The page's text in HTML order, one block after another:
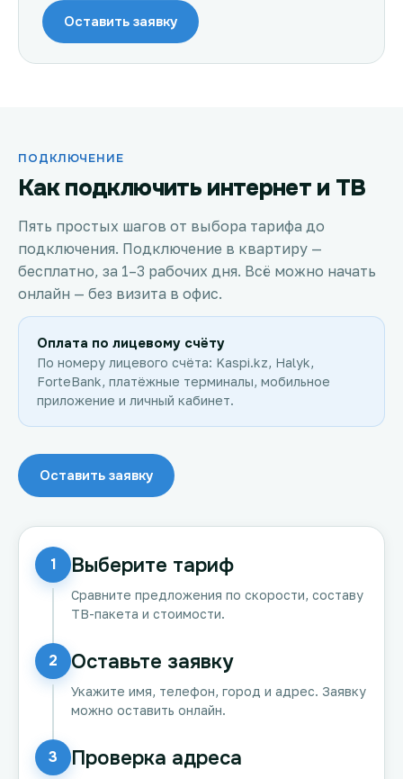
Оставить заявку
ПОДКЛЮЧЕНИЕ
Как подключить интернет и ТВ
Пять простых шагов от выбора тарифа до
подключения. Подключение в квартиру —
бесплатно, за 1–3 рабочих дня. Всё можно начать
онлайн — без визита в офис.
Оплата по лицевому счёту
По номеру лицевого счёта: Kaspi.kz, Halyk,
ForteBank, платёжные терминалы, мобильное
приложение и личный кабинет.
Оставить заявку
1 Выберите тариф
Сравните предложения по скорости, составу
ТВ-пакета и стоимости.
2 Оставьте заявку
Укажите имя, телефон, город и адрес. Заявку
можно оставить онлайн.
3 Проверка адреса